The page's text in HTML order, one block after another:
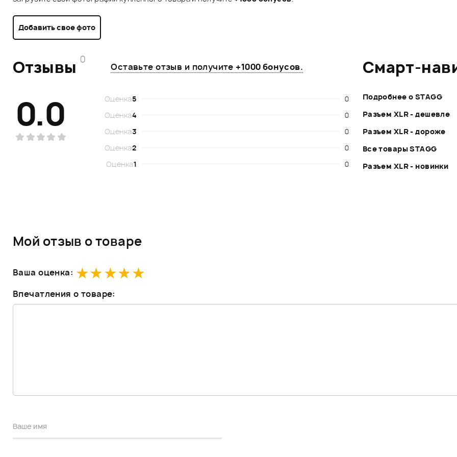
Добавить свое фото
Отзывы 0
Оставьте отзыв и получите +1000 бонусов.
0.0 Оценка5
0
Оценка4
0
Оценка3
0
Оценка2
0
Оценка1 0
Смарт-
Подробнее о STAGG
Разъем XLR - дешевле
Разъем XLR - дороже
Все товары STAGG
Разъем XLR - новинки
Мой отзыв о товаре
Ваша оценка:
Впечатления о товаре: